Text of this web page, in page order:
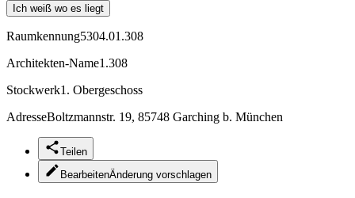
Ich weiß wo es liegt
Raumkennung5304.01.308
Architekten-Name1.308
Stockwerk1. Obergeschoss
AdresseBoltzmannstr. 19, 85748 Garching b. München
Teilen
BearbeitenÄnderung vorschlagen